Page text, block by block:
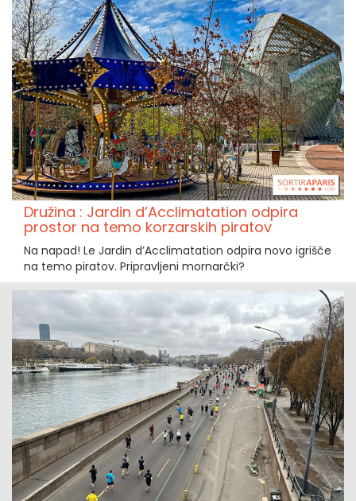
Družina : Jardin d’Acclimatation odpira
prostor na temo korzarskih piratov
Na napad! Le Jardin d’Acclimatation odpira novo igrišče
na temo piratov. Pripravljeni mornarčki?